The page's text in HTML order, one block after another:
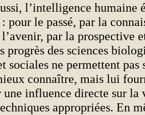
l’intelligence humaine
pour le passé, par la
par la prospective
des sciences
sociales ne permettent pas
connaître, mais lui
une influence directe sur la
appropriées. En